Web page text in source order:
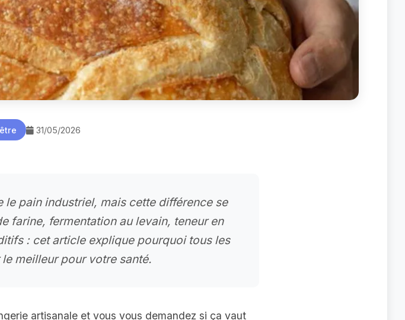
31/05/2026
pain industriel, mais cette différence se
farine, fermentation au levain, teneur en
: cet article explique pourquoi tous les
meilleur pour votre santé.
artisanale et vous vous demandez si ça vaut